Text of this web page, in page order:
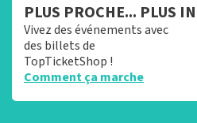
PLUS PROCHE... PLUS
Vivez des événements avec
des billets de
TopTicketShop !
Comment ça marche